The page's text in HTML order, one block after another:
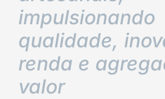
impulsionando
qualidade,
renda e
valor